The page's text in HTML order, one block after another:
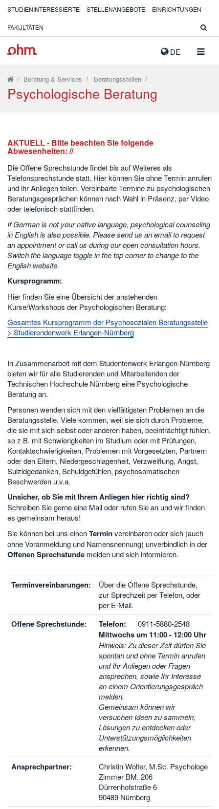
DE
STUDIENINTERESSIERTE STELLENANGEBOTE EINRICHTUNGEN
FAKULTÄTEN
/ Beratung & Services / Beratungsstellen /
Psychologische Beratung
AKTUELL - Bitte beachten Sie folgende
Abwesenheiten: //
Die Offene Sprechstunde findet bis auf Weiteres als
Telefonsprechstunde statt. Hier können Sie ohne Termin anrufen
und ihr Anliegen teilen. Vereinbarte Termine zu psychologischen
Beratungsgesprächen können nach Wahl in Präsenz, per Video
oder telefonisch stattfinden.
If German is not your native language, psychological counseling
in English is also possible. Please send us an email to request
an appointment or call us during our open consultation hours.
Switch the language toggle in the top corner to change to the
English website.
Kursprogramm:
Hier finden Sie eine Übersicht der anstehenden
Kurse/Workshops der Psychologischen Beratung:
Gesamtes Kursprogramm der Psychosozialen Beratungsstelle
> Studierendenwerk Erlangen-Nürnberg
In Zusammenarbeit mit dem Studentenwerk Erlangen-Nürnberg
bieten wir für alle Studierenden und Mitarbeitenden der
Technischen Hochschule Nürnberg eine Psychologische
Beratung an.
Personen wenden sich mit den vielfältigsten Problemen an die
Beratungsstelle. Viele kommen, weil sie sich durch Probleme,
die sie mit sich selbst oder anderen haben, beeinträchtigt fühlen,
so z.B. mit Schwierigkeiten im Studium oder mit Prüfungen,
Kontaktschwierigkeiten, Problemen mit Vorgesetzten, Partnern
oder den Eltern, Niedergeschlagenheit, Verzweiflung, Angst,
Suizidgedanken, Schuldgefühlen, psychosomatischen
Beschwerden u.v.a.
Unsicher, ob Sie mit Ihrem Anliegen hier richtig sind?
Schreiben Sie gerne eine Mail oder rufen Sie an und wir finden
es gemeinsam heraus!
Sie können bei uns einenTerminvereinbaren oder sich (auch
ohne Voranmeldung und Namensnennung) unverbindlich in der
Offenen Sprechstunde melden und sich informieren.
Terminvereinbarungen:
Über die Offene Sprechstunde,
zur Sprechzeit per Telefon, oder
per E-Mail.
Offene Sprechstunde: Telefon: 0911-5880-2548
Mittwochs um 11:00 - 12:00 Uhr
Hinweis: Zu dieser Zeit dürfen Sie
spontan und ohne Termin anrufen
und Ihr Anliegen oder Fragen
ansprechen, sowie Ihr Interesse
an einem Orientierungsgespräch
melden.
Gemeinsam können wir
versuchen Ideen zu sammeln,
Lösungen zu entdecken oder
Unterstützungsmöglichkeiten
erkennen.
Ansprechpartner:
Christin Wolter, M.Sc. Psychologe
Zimmer BM. 206
Dürrenhofstraße 6
90489 Nürnberg